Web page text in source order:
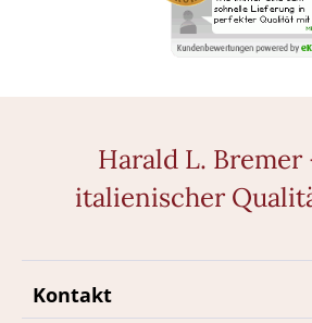
Harald L. Bremer
italienischer
Kontakt